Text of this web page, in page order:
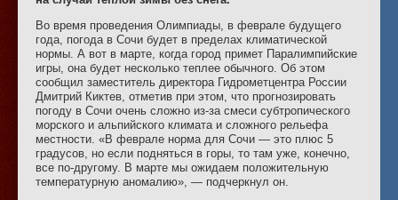
Во время проведения Олимпиады, в феврале будущего
года, погода в Сочи будет в пределах климатической
нормы. А вот в марте, когда город примет Паралимпийские
игры, она будет несколько теплее обычного. Об этом
сообщил заместитель директора Гидрометцентра России
Дмитрий Киктев, отметив при этом, что прогнозировать
погоду в Сочи очень сложно из-за смеси субтропического
морского и альпийского климата и сложного рельефа
местности. «В феврале норма для Сочи — это плюс 5
градусов, но если подняться в горы, то там уже, конечно,
все по-другому. В марте мы ожидаем положительную
температурную аномалию», — подчеркнул он.